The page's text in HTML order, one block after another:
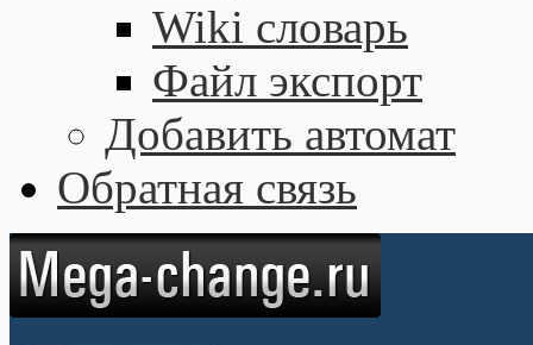
Wiki словарь
Файл экспорт
Добавить автомат
Обратная связь